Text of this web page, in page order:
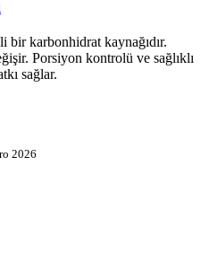
bir karbonhidrat kaynağıdır.
Porsiyon kontrolü ve sağlıklı
sağlar.
2026